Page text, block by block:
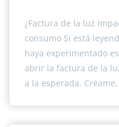
¿Factura de la luz
consumo Si está
haya experimentado
abrir la factura de la
a la esperada.